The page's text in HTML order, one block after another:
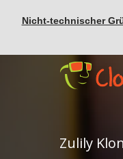
Nicht-technischer
Zulily Klon